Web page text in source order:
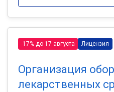
-17% до 17 августа Лицензия
Организация
лекарственных